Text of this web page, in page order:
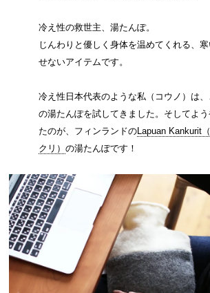
冷え性の救世主、湯たんぽ。
じんわりと優しく身体を温めてくれる、
せないアイテムです。
冷え性日本代表のような私（コウノ）は、
の湯たんぽを試してきました。そしてよ
たのが、フィンランドのLapuan Kankurit
クリ） の湯たんぽです！